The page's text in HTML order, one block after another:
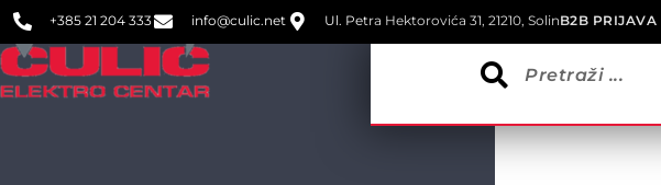
+385 21 204 333 info@culic.net Ul. Petra Hektorovića 31, 21210, SolinB2B PRIJAVA